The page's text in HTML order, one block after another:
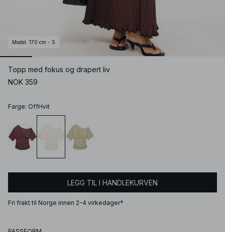
Model : 170 cm - S
Topp med fokus og drapert liv
NOK 359
Farge: OffHvit
LEGG TIL I HANDLEKURVEN
Fri frakt til Norge innen 2-4 virkedager*